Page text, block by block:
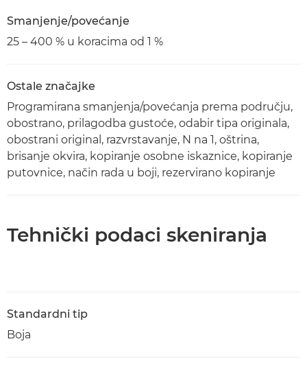
Smanjenje/povećanje
25 – 400 % u koracima od 1 %
Ostale značajke
Programirana smanjenja/povećanja prema području,
obostrano, prilagodba gustoće, odabir tipa originala,
obostrani original, razvrstavanje, N na 1, oštrina,
brisanje okvira, kopiranje osobne iskaznice, kopiranje
putovnice, način rada u boji, rezervirano kopiranje
Tehnički podaci skeniranja
Standardni tip
Boja